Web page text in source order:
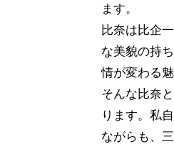
ます。
比奈は比企
な美貌の持
情が変わる
そんな比奈
ります。私
ながらも、